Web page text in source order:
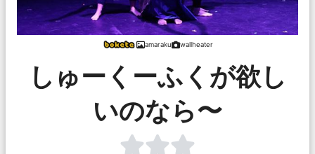
amaraku wallheater
しゅーくーふくが欲し
いのなら〜